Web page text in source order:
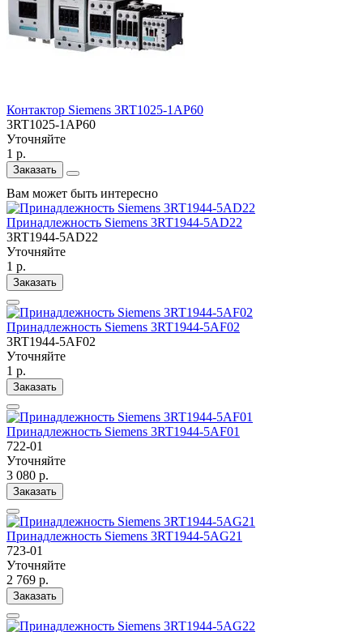
Контактор Siemens 3RT1025-1AP60
3RT1025-1AP60
Уточняйте
1 р.
Заказать
Вам может быть интересно
Принадлежность Siemens 3RT1944-5AD22
3RT1944-5AD22
Уточняйте
1 р.
Заказать
Принадлежность Siemens 3RT1944-5AF02
3RT1944-5AF02
Уточняйте
1 р.
Заказать
Принадлежность Siemens 3RT1944-5AF01
722-01
Уточняйте
3 080 р.
Заказать
Принадлежность Siemens 3RT1944-5AG21
723-01
Уточняйте
2 769 р.
Заказать